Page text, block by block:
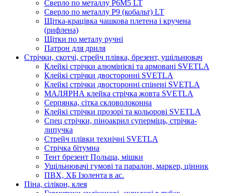
Сверло по металлу P6M5 LT
Сверло по металлу Р9 (кобальт) LT
Щітка-крацівка чашкова плетена і кручена
(рифлена)
Щітки по металу ручні
Патрон для дриля
Стрічки, скотчі, стрейч плівка, брезент, ущільнювач
Клейкі стрічки алюмінієві та армовані SVETLA
Клейкі стрічки двосторонні SVETLA
Клейкі стрічки двосторонні спінені SVETLA
МАЛЯРНА клейка стрічка жовта SVETLA
Серпянка, сітка скловолоконна
Клейкі стрічки прозорі та кольорові SVETLA
Спец стрічки, піноакрил суперміць, стрічка-
липучка
Стрейч плівки технічні SVETLA
Стрічка бітумна
Тент брезент Польща, мішки
Ущільнювачі гумові та паралон, маркер, цінник
ПВХ, ХБ Ізолента в ас.
Піна, сілікон, клея